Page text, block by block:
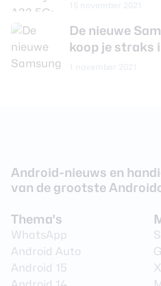
megapixel
48 MP
Camera 1 - Diafragma
Camera 1 - Optische zoom Nee
Videoresolutie 3840 x
Video Framerate
Flitser
Flitstype Dual
De nieuwe
koop je straks
Android-nieuws en
van de grootste
Thema's
WhatsApp
Android Auto
Android 15